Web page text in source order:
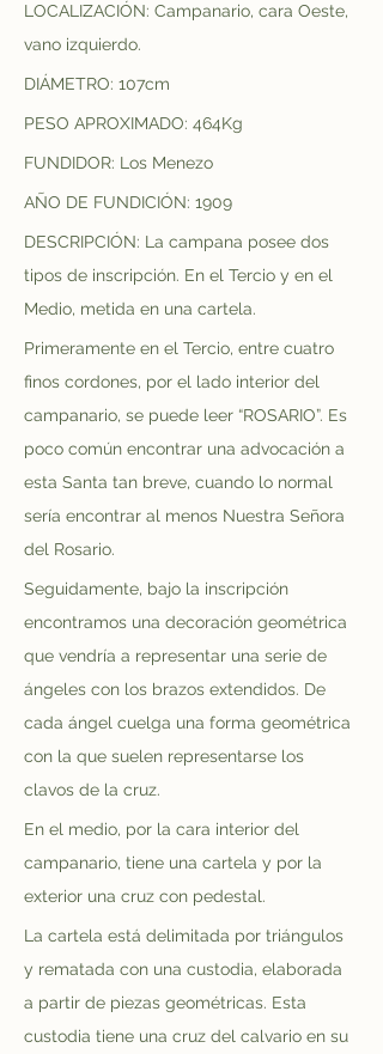
LOCALIZACIÓN: Campanario, cara Oeste,
vano izquierdo.
DIÁMETRO: 107cm
PESO APROXIMADO: 464Kg
FUNDIDOR: Los Menezo
AÑO DE FUNDICIÓN: 1909
DESCRIPCIÓN: La campana posee dos
tipos de inscripción. En el Tercio y en el
Medio, metida en una cartela.
Primeramente en el Tercio, entre cuatro
finos cordones, por el lado interior del
campanario, se puede leer “ROSARIO”. Es
poco común encontrar una advocación a
esta Santa tan breve, cuando lo normal
sería encontrar al menos Nuestra Señora
del Rosario.
Seguidamente, bajo la inscripción
encontramos una decoración geométrica
que vendría a representar una serie de
ángeles con los brazos extendidos. De
cada ángel cuelga una forma geométrica
con la que suelen representarse los
clavos de la cruz.
En el medio, por la cara interior del
campanario, tiene una cartela y por la
exterior una cruz con pedestal.
La cartela está delimitada por triángulos
y rematada con una custodia, elaborada
a partir de piezas geométricas. Esta
custodia tiene una cruz del calvario en su